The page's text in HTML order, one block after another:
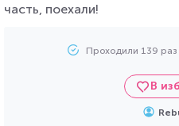
часть, поехали!
Проходили 139 раз
В